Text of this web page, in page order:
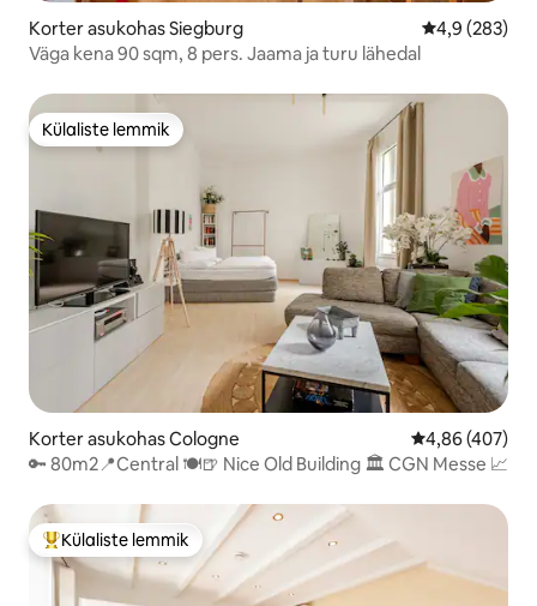
Korter asukohas Siegburg Keskmine
4,9 (283)
Väga kena 90 sqm, 8 pers. Jaama ja turu lähedal
Külaliste lemmik
Külaliste lemmik
Korter asukohas Cologne Keskmine
4,86 (407)
🔑 80m2📍Central 🍽🍺 Nice Old Building 🏛 CGN Messe 📈
Külaliste suur lemmik
Külaliste lemmik